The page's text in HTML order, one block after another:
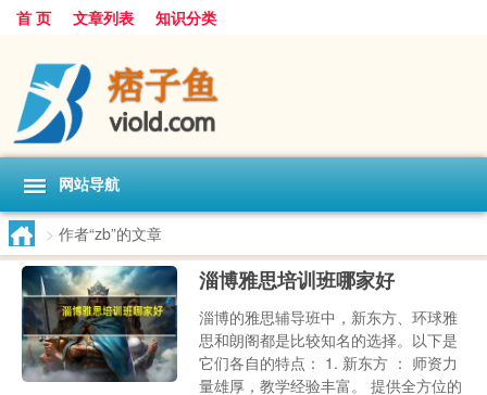
首 页 文章列表 知识分类
网站导航
> 作者“zb”的文章
淄博雅思培训班哪家好
淄博的雅思辅导班中，新东方、环球雅
思和朗阁都是比较知名的选择。以下是
它们各自的特点： 1. 新东方 ： 师资力
量雄厚，教学经验丰富。 提供全方位的